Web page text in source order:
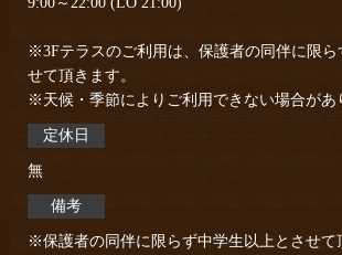
※3Fテラスのご利用は、保護者の同伴に限ら
せて頂きます。
※天候・季節によりご利用できない場合があ
定休日
無
備考
※保護者の同伴に限らず中学生以上とさせて